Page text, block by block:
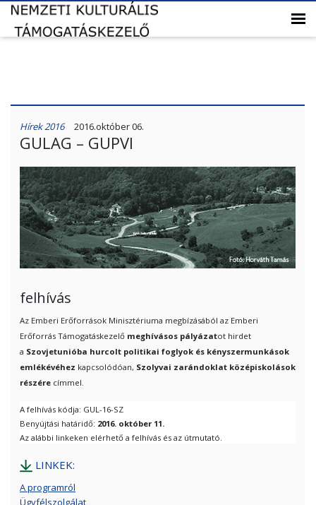
Hírek 2016 2016.október 06.
GULAG – GUPVI
felhívás
Az Emberi Erőforrások Minisztériuma megbízásából az Emberi
Erőforrás Támogatáskezelő meghívásos pályázatot hirdet
a Szovjetunióba hurcolt politikai foglyok és kényszermunkások
emlékévéhez kapcsolódóan, Szolyvai zarándoklat középiskolások
részére címmel.
A felhívás kódja: GUL-16-SZ
Benyújtási határidő: 2016. október 11.
Az alábbi linkeken elérhető a felhívás és az útmutató.
LINKEK:
A programról
Ügyfélszolgálat